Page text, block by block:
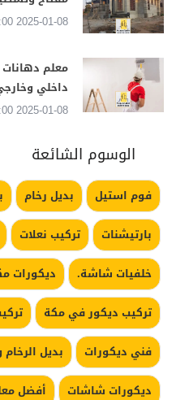
2025-01-08 04:11:00
داخلي
2025-01-08 04:59:00
الوسوم الشائعة
فوم استيل بديل رخام
بارتيشنات
تركيب نعلات
خلفيات شاشة.
ديكورات
تركيب ديكور في مكة
فني ديكورات
بديل
ديكورات شاشات
أفضل